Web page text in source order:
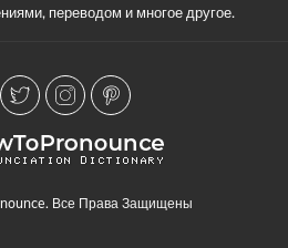
переводом и многое другое.
Все Права Защищены